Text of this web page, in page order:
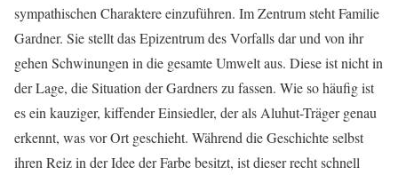
sympathischen Charaktere einzuführen. Im Zentrum steht Familie
Gardner. Sie stellt das Epizentrum des Vorfalls dar und von ihr
gehen Schwinungen in die gesamte Umwelt aus. Diese ist nicht in
der Lage, die Situation der Gardners zu fassen. Wie so häufig ist
es ein kauziger, kiffender Einsiedler, der als Aluhut-Träger genau
erkennt, was vor Ort geschieht. Während die Geschichte selbst
ihren Reiz in der Idee der Farbe besitzt, ist dieser recht schnell